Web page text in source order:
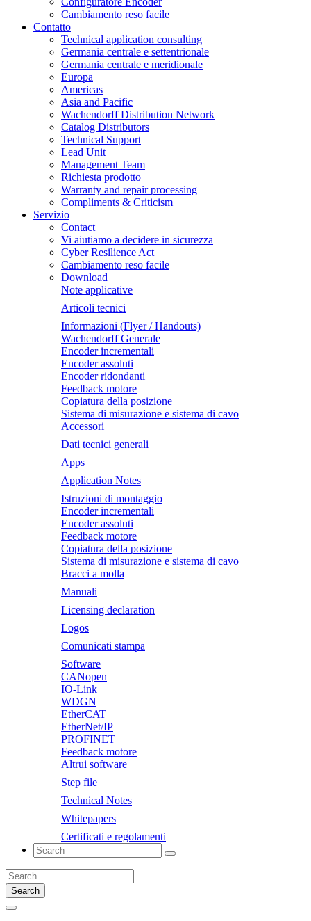
Cambiamento reso facile
Contatto
Technical application consulting
Germania centrale e settentrionale
Germania centrale e meridionale
Europa
Americas
Asia and Pacific
Wachendorff Distribution Network
Catalog Distributors
Technical Support
Lead Unit
Management Team
Richiesta prodotto
Warranty and repair processing
Compliments & Criticism
Servizio
Contact
Vi aiutiamo a decidere in sicurezza
Cyber Resilience Act
Cambiamento reso facile
Download
Note applicative
Articoli tecnici
Informazioni (Flyer / Handouts)
Wachendorff Generale
Encoder incrementali
Encoder assoluti
Encoder ridondanti
Feedback motore
Copiatura della posizione
Sistema di misurazione e sistema di cavo
Accessori
Dati tecnici generali
Apps
Application Notes
Istruzioni di montaggio
Encoder incrementali
Encoder assoluti
Feedback motore
Copiatura della posizione
Sistema di misurazione e sistema di cavo
Bracci a molla
Manuali
Licensing declaration
Logos
Comunicati stampa
Software
CANopen
IO-Link
WDGN
EtherCAT
EtherNet/IP
PROFINET
Feedback motore
Altrui software
Step file
Technical Notes
Whitepapers
Certificati e regolamenti
Search